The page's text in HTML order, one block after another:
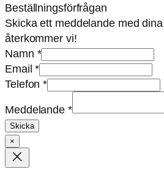
Beställningsförfrågan
Skicka ett meddelande med
återkommer vi!
Namn *
Email*
Email
Namn
Telefon*
Meddelande *
Skicka
×